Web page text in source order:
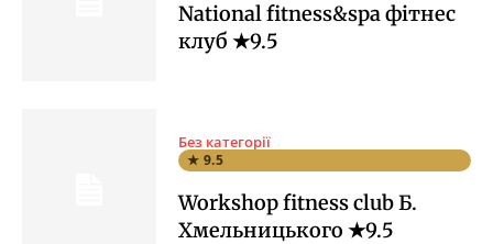
National fitness&spa фітнес
клуб ★9.5
Без категорії
★ 9.5
Workshop fitness club Б.
Хмельницького ★9.5